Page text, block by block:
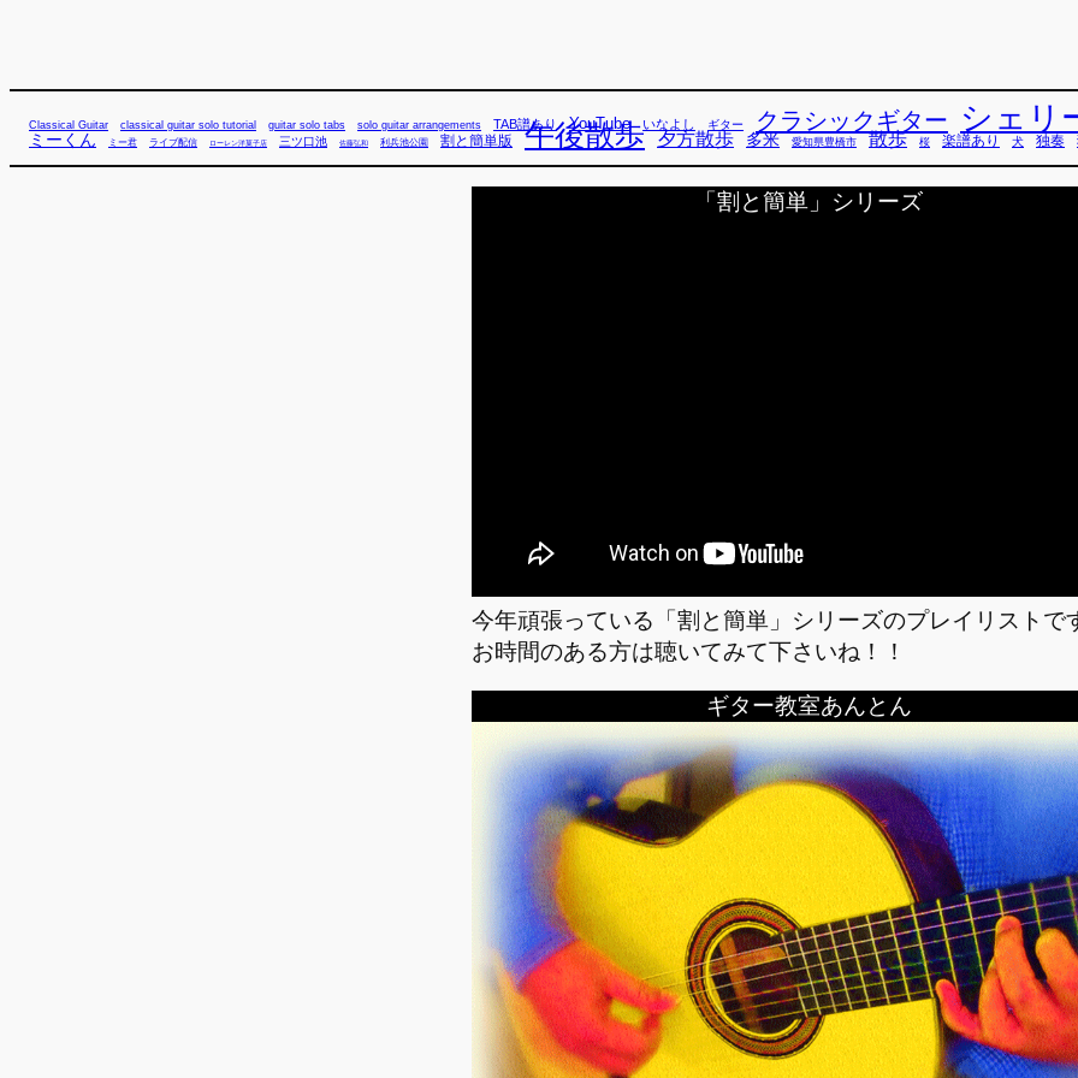
Classical Guitar classical guitar solo tutorial guitar solo tabs solo guitar arrangements TAB譜あり YouTube いなよし ギター クラシックギター シェリ
ミーくん ミー君 ライブ配信 ローレン洋菓子店 三ツ口池 佐藤弘和 利兵池公園 割と簡単版 午後散歩 夕方散歩 多米 愛知県豊橋市 散歩 桜 楽譜あり 犬 独奏
「割と簡単」シリーズ
今年頑張っている「割と簡単」シリーズのプレイリストで
お時間のある方は聴いてみて下さいね！！
ギター教室あんとん